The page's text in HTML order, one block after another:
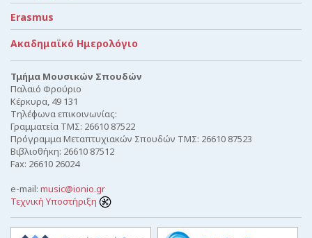
Erasmus
Ακαδημαϊκό Ημερολόγιο
Τμήμα Μουσικών Σπουδών
Παλαιό Φρούριο
Κέρκυρα, 49 131
Τηλέφωνα επικοινωνίας:
Γραμματεία ΤΜΣ: 26610 87522
Πρόγραμμα Μεταπτυχιακών Σπουδών ΤΜΣ: 26610 87523
Βιβλιοθήκη: 26610 87512
Fax: 26610 26024
e-mail: music@ionio.gr
Τεχνική Υποστήριξη